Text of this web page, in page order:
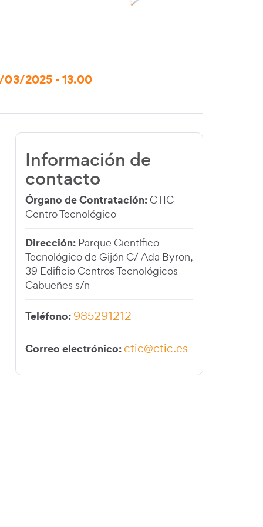
03/2025 - 13.00
Información de
contacto
Órgano de Contratación: CTIC
Centro Tecnológico
Dirección: Parque Científico
Tecnológico de Gijón C/ Ada Byron,
39 Edificio Centros Tecnológicos
Cabueñes s/n
Teléfono: 985291212
Correo electrónico: ctic@ctic.es